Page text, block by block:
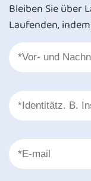
Bleiben Sie über
Laufenden,